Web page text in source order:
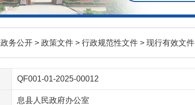
政务公开 > 政策文件 > 行政规范性文件 > 现行有效文件
QF001-01-2025-00012
息县人民政府办公室